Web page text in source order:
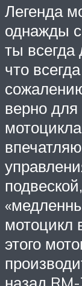
Легенда
однажды
ты всегда
что
верно для
мотоцикл
этого
назад